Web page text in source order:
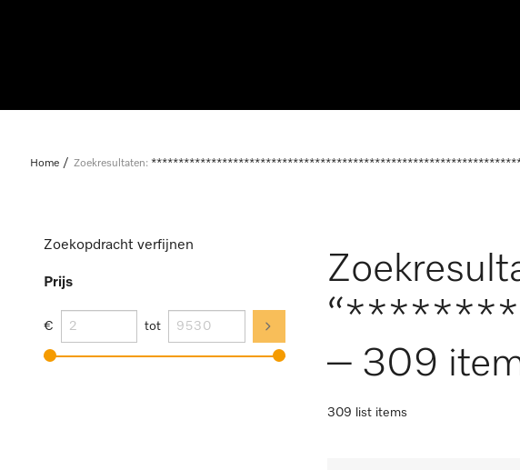
Home Zoekresultaten:
Zoekopdracht verfijnen
Prijs
€ tot
– 309
309 list items